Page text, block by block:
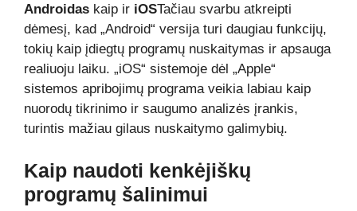
Androidas kaip ir iOSTačiau svarbu atkreipti
dėmesį, kad „Android“ versija turi daugiau funkcijų,
tokių kaip įdiegtų programų nuskaitymas ir apsauga
realiuoju laiku. „iOS“ sistemoje dėl „Apple“
sistemos apribojimų programa veikia labiau kaip
nuorodų tikrinimo ir saugumo analizės įrankis,
turintis mažiau gilaus nuskaitymo galimybių.
Kaip naudoti kenkėjiškų
programų šalinimui